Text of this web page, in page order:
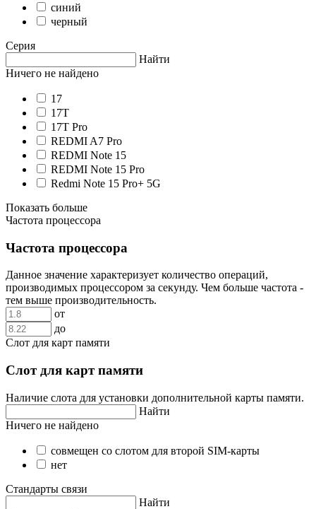
синий
черный
Серия
Найти
Ничего не найдено
17
17T
17T Pro
REDMI A7 Pro
REDMI Note 15
REDMI Note 15 Pro
Redmi Note 15 Pro+ 5G
Показать больше
Частота процессора
Частота процессора
Данное значение характеризует количество операций,
производимых процессором за секунду. Чем больше частота -
тем выше производительность.
от
до
Слот для карт памяти
Слот для карт памяти
Наличие слота для установки дополнительной карты памяти.
Найти
Ничего не найдено
совмещен со слотом для второй SIM-карты
нет
Стандарты связи
Найти